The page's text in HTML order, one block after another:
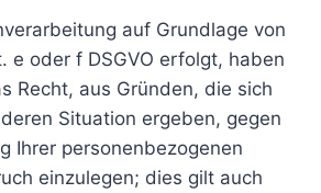
auf Grundlage von
e oder f DSGVO erfolgt, haben
Recht, aus Gründen, die sich
Situation ergeben, gegen
Ihrer personenbezogenen
einzulegen; dies gilt auch